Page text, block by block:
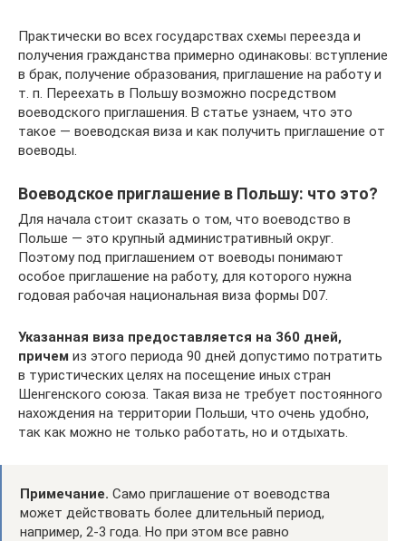
Практически во всех государствах схемы переезда и
получения гражданства примерно одинаковы: вступление
в брак, получение образования, приглашение на работу и
т. п. Переехать в Польшу возможно посредством
воеводского приглашения. В статье узнаем, что это
такое — воеводская виза и как получить приглашение от
воеводы.
Воеводское приглашение в Польшу: что это?
Для начала стоит сказать о том, что воеводство в
Польше — это крупный административный округ.
Поэтому под приглашением от воеводы понимают
особое приглашение на работу, для которого нужна
годовая рабочая национальная виза формы D07.
Указанная виза предоставляется на 360 дней,
причем из этого периода 90 дней допустимо потратить
в туристических целях на посещение иных стран
Шенгенского союза. Такая виза не требует постоянного
нахождения на территории Польши, что очень удобно,
так как можно не только работать, но и отдыхать.
Примечание. Само приглашение от воеводства
может действовать более длительный период,
например, 2-3 года. Но при этом все равно